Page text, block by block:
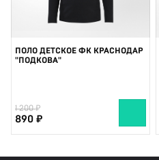
ПОЛО ДЕТСКОЕ ФК КРАСНОДАР
"ПОДКОВА"
1 200
890